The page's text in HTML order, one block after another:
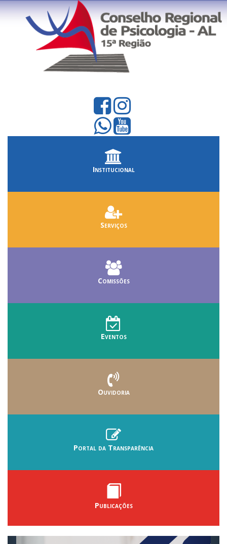
Institucional
Serviços
Comissões
Eventos
Ouvidoria
Portal da Transparência
Publicações